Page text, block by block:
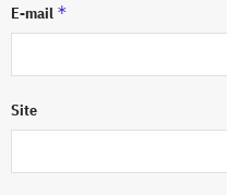
E-mail *
Site